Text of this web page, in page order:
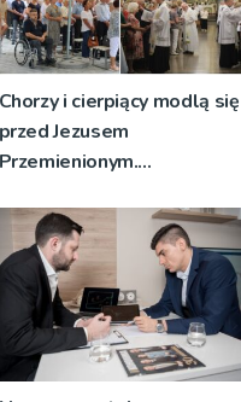
Chorzy i cierpiący modlą się
przed Jezusem
Przemienionym.
namaszczenia [ZDJĘCIA]